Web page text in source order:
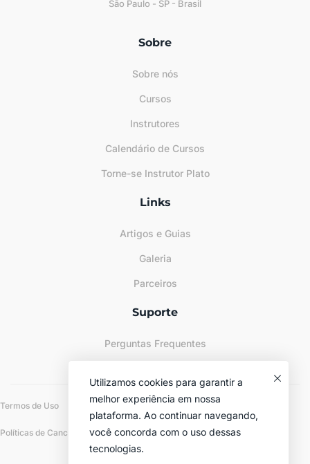
São Paulo - SP - Brasil
Sobre
Sobre nós
Cursos
Instrutores
Calendário de Cursos
Torne-se Instrutor Plato
Links
Artigos e Guias
Galeria
Parceiros
Suporte
Perguntas Frequentes
Termos de Uso Políticas de Privacidade
Políticas de Cancelamento e Reembolso
Utilizamos cookies para garantir a
melhor experiência em nossa
plataforma. Ao continuar navegando,
você concorda com o uso dessas
tecnologias.